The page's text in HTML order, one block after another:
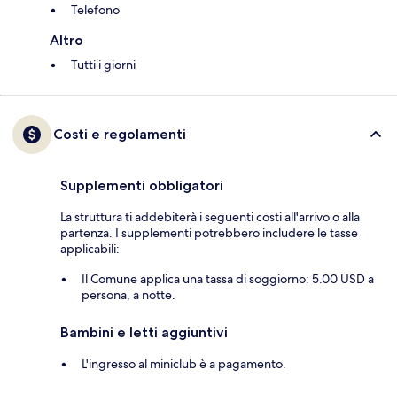
Telefono
Altro
Tutti i giorni
Costi e regolamenti
Supplementi obbligatori
La struttura ti addebiterà i seguenti costi all'arrivo o alla
partenza. I supplementi potrebbero includere le tasse
applicabili:
Il Comune applica una tassa di soggiorno: 5.00 USD a
persona, a notte.
Bambini e letti aggiuntivi
L'ingresso al miniclub è a pagamento.